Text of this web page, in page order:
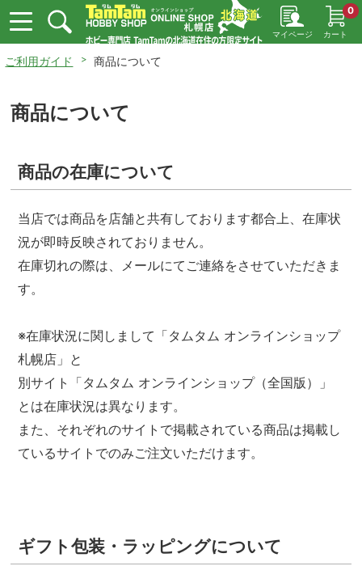
マイページ カート
0
ご利用ガイド 商品について
商品について
商品の在庫について
当店では商品を店舗と共有しております都合上、在庫状
況が即時反映されておりません。
在庫切れの際は、メールにてご連絡をさせていただきま
す。
※在庫状況に関しまして「タムタム オンラインショップ
札幌店」と
別サイト「タムタム オンラインショップ（全国版）」
とは在庫状況は異なります。
また、それぞれのサイトで掲載されている商品は掲載し
ているサイトでのみご注文いただけます。
ギフト包装・ラッピングについて